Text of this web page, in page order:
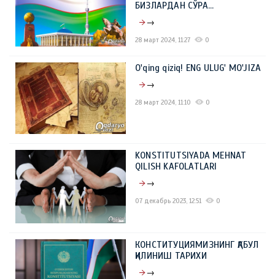
БИЗЛАРДАН СЎРА…
→
28 март 2024, 11:27 0
O'qing qiziq! ENG ULUG' MO'JIZA
→
28 март 2024, 11:10 0
KONSTITUTSIYADA MEHNAT
QILISH KAFOLATLARI
→
07 декабрь 2023, 12:51 0
КОНСТИТУЦИЯМИЗНИНГ ҚАБУЛ
ҚИЛИНИШ ТАРИХИ
→